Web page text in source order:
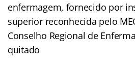
enfermagem, fornecido por
superior reconhecida pelo
Conselho Regional de
quitado